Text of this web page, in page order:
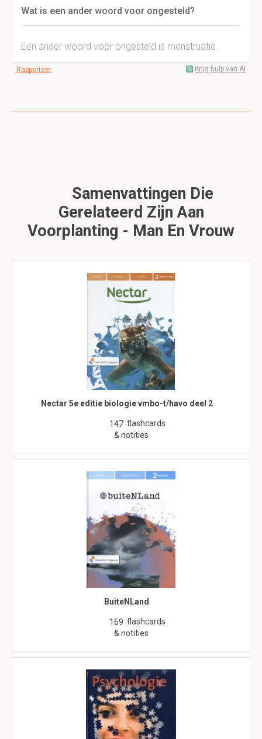
Wat is een ander woord voor ongesteld?
Een ander woord voor ongesteld is menstruatie.
Rapporteer Krijg hulp van AI
Samenvattingen Die
Gerelateerd Zijn Aan
Voorplanting - Man En Vrouw
Nectar 5e editie biologie vmbo-t/havo deel 2
147 flashcards
& notities
BuiteNLand
169 flashcards
& notities